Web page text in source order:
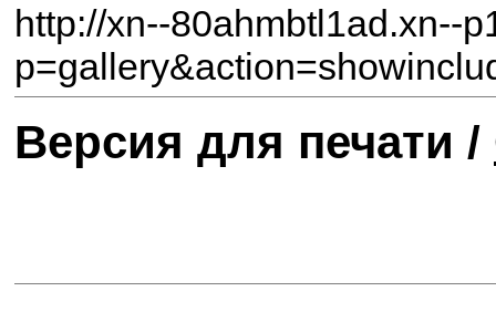
http://xn--80ahmbtl1ad.xn--
Версия для печати /